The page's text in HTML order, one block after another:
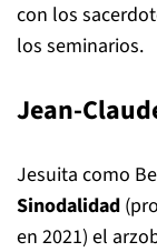
con los
los seminarios.
Jean-
Jesuita como
Sinodalidad
en 2021) el